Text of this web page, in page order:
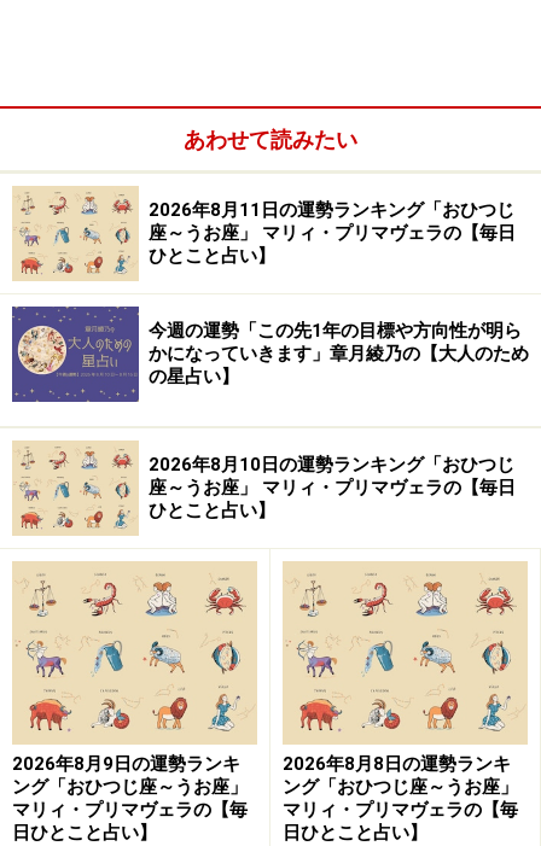
【編集部おすすめの購入サイト】
Amazonで占い関連の商品をチェック！
楽天市場で占い関連の商品をチェック！
あわせて読みたい
2026年8月11日の運勢ランキング「おひつじ
座～うお座」 マリィ・プリマヴェラの【毎日
ひとこと占い】
今週の運勢「この先1年の目標や方向性が明ら
かになっていきます」章月綾乃の【大人のため
の星占い】
2026年8月10日の運勢ランキング「おひつじ
座～うお座」 マリィ・プリマヴェラの【毎日
ひとこと占い】
2026年8月9日の運勢ランキ
ング「おひつじ座～うお座」
マリィ・プリマヴェラの【毎
日ひとこと占い】
2026年8月8日の運勢ランキ
ング「おひつじ座～うお座」
マリィ・プリマヴェラの【毎
日ひとこと占い】